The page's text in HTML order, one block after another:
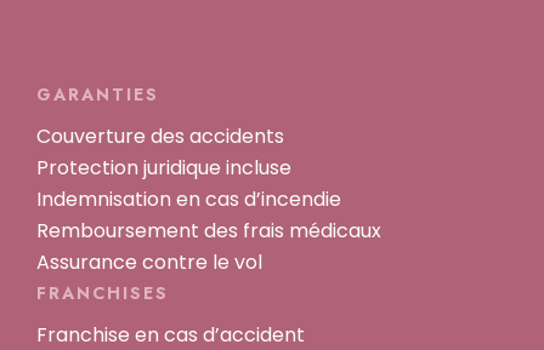
GARANTIES
Couverture des accidents
Protection juridique incluse
Indemnisation en cas d’incendie
Remboursement des frais médicaux
Assurance contre le vol
FRANCHISES
Franchise en cas d’accident